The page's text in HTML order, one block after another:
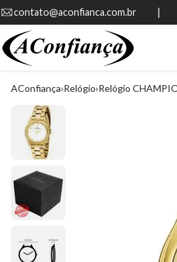
contato@aconfianca.com.br          |
AConfiança Relógio Relógio